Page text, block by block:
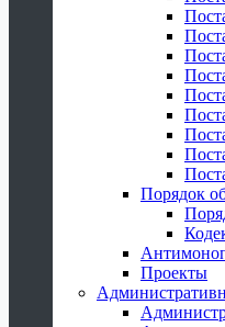
Порядок
Проекты